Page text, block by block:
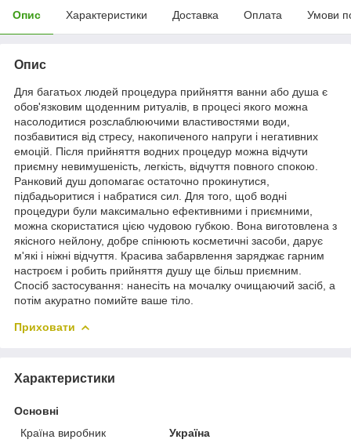
Опис Характеристики Доставка Оплата Умови
Опис
Для багатьох людей процедура прийняття ванни або душа є
обов'язковим щоденним ритуалів, в процесі якого можна
насолодитися розслаблюючими властивостями води,
позбавитися від стресу, накопиченого напруги і негативних
емоцій. Після прийняття водних процедур можна відчути
приємну невимушеність, легкість, відчуття повного спокою.
Ранковий душ допомагає остаточно прокинутися,
підбадьоритися і набратися сил. Для того, щоб водні
процедури були максимально ефективними і приємними,
можна скористатися цією чудовою губкою. Вона виготовлена з
якісного нейлону, добре спінюють косметичні засоби, дарує
м'які і ніжні відчуття. Красива забарвлення заряджає гарним
настроєм і робить прийняття душу ще більш приємним.
Спосіб застосування: нанесіть на мочалку очищаючий засіб, а
потім акуратно помийте ваше тіло.
Приховати
Характеристики
Основні
Країна виробник
Україна